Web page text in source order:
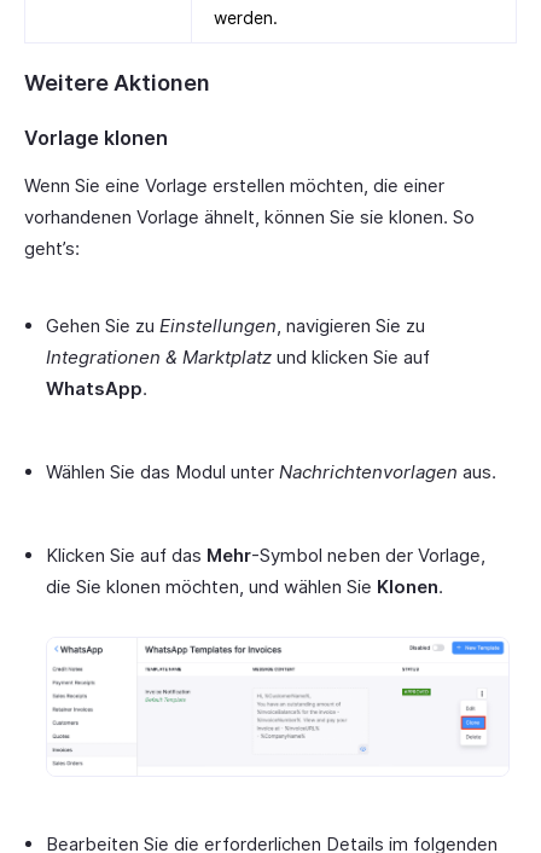
werden.
Weitere Aktionen
Vorlage klonen
Wenn Sie eine Vorlage erstellen möchten, die einer
vorhandenen Vorlage ähnelt, können Sie sie klonen. So
geht’s:
Gehen Sie zu Einstellungen, navigieren Sie zu
Integrationen & Marktplatz und klicken Sie auf
WhatsApp.
Wählen Sie das Modul unter Nachrichtenvorlagen aus.
Klicken Sie auf das Mehr-Symbol neben der Vorlage,
die Sie klonen möchten, und wählen Sie Klonen.
Bearbeiten Sie die erforderlichen Details im folgenden